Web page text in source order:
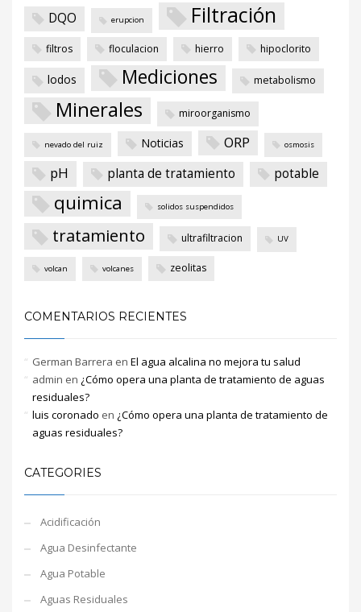
DQO erupcion Filtración
filtros floculacion hierro hipoclorito
lodos Mediciones metabolismo
Minerales miroorganismo
nevado del ruiz Noticias ORP osmosis
pH planta de tratamiento potable
quimica solidos suspendidos
tratamiento ultrafiltracion UV
volcan volcanes zeolitas
COMENTARIOS RECIENTES
German Barrera en El agua alcalina no mejora tu salud
admin en ¿Cómo opera una planta de tratamiento de aguas
residuales?
luis coronado en ¿Cómo opera una planta de tratamiento de
aguas residuales?
CATEGORIES
Acidificación
Agua Desinfectante
Agua Potable
Aguas Residuales